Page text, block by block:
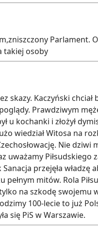
Parlament.
takiej osoby
skazy. Kaczyński chciał
Prawdziwym
u kochanki i złożył
wiedział Witosa na
Nie dziwi
uważamy
przejęła władzę
pełnym mitów. Rola
na szkodę swojemu
100-lecie to już
się PiS w Warszawie.